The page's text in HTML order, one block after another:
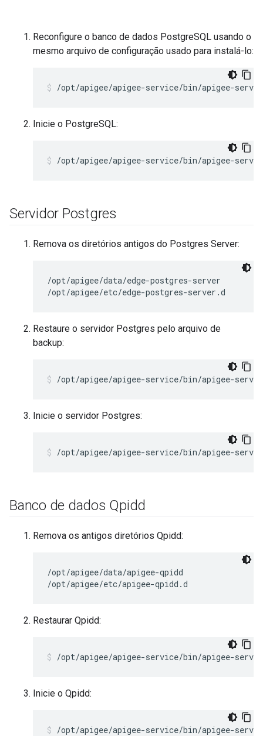
Reconfigure o banco de dados PostgreSQL usando o
mesmo arquivo de configuração usado para instalá-lo:
/opt/apigee/apigee-service/bin/apigee-
Inicie o PostgreSQL:
/opt/apigee/apigee-service/bin/apigee-
Servidor Postgres
Remova os diretórios antigos do Postgres Server:
/opt/apigee/data/edge-postgres-server
/opt/apigee/etc/edge-postgres-server.d
Restaure o servidor Postgres pelo arquivo de
backup:
/opt/apigee/apigee-service/bin/apigee-
Inicie o servidor Postgres:
/opt/apigee/apigee-service/bin/apigee-
Banco de dados Qpidd
Remova os antigos diretórios Qpidd:
/opt/apigee/data/apigee-qpidd
/opt/apigee/etc/apigee-qpidd.d
Restaurar Qpidd:
/opt/apigee/apigee-service/bin/apigee-
Inicie o Qpidd:
/opt/apigee/apigee-service/bin/apigee-